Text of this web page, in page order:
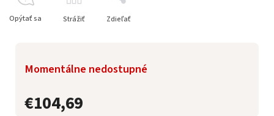
€104,69
Momentálne nedostupné
Opýtať sa Strážiť Zdieľať